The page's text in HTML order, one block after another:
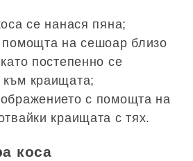
се нанася пяна;
помощта на сешоар близо
постепенно се
краищата;
с помощта на
краищата с тях.
коса